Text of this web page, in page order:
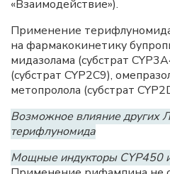
«Взаимодействие»).
Применение
на фармакокинетику
мидазолама (субстрат
(субстрат CYP2C9),
метопролола (субстрат
Возможное влияние других
терифлуномида
Мощные индукторы CYP450